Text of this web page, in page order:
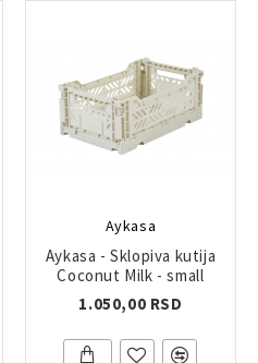
Aykasa
Aykasa - Sklopiva kutija
Coconut Milk - small
1.050,00 RSD